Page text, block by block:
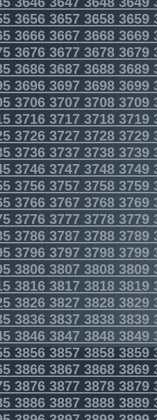
3656365736583659
3666366736683669
3676367736783679
3686368736883689
3696369736983699
3706370737083709
3716371737183719
37263727 37283729
37363737 37383739
37463747 37483749
37563757 37583759
37663767 37683769
3776377737783779
37863787 37883789
37963797 37983799
38063807 38083809
38163817 38183819
38263827 38283829
38363837 38383839
38463847 38483849
3856385738583859
3866386738683869
3876387738783879
3886388738883889